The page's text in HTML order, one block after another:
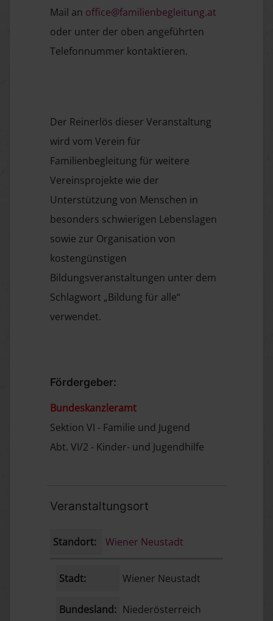
Mail an office@familienbegleitung.at
oder unter der oben angeführten
Telefonnummer kontaktieren.
Der Reinerlös dieser Veranstaltung
wird vom Verein für
Familienbegleitung für weitere
Vereinsprojekte wie der
Unterstützung von Menschen in
besonders schwierigen Lebenslagen
sowie zur Organisation von
kostengünstigen
Bildungsveranstaltungen unter dem
Schlagwort „Bildung für alle“
verwendet.
Fördergeber:
Bundeskanzleramt
Sektion VI - Familie und Jugend
Abt. VI/2 - Kinder- und Jugendhilfe
Veranstaltungsort
Standort: Wiener Neustadt
Stadt: Wiener Neustadt
Bundesland: Niederösterreich